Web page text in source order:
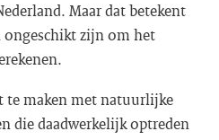
Maar dat betekent
zijn om het
te maken met natuurlijke
die daadwerkelijk optreden